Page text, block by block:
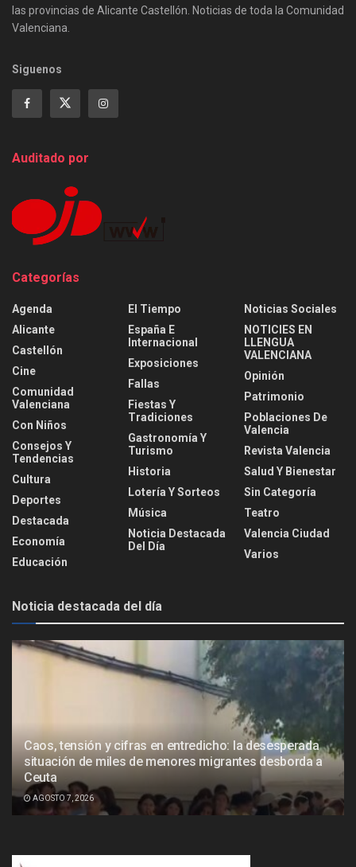
las provincias de Alicante Castellón. Noticias de toda la Comunidad
Valenciana.
Siguenos
Auditado por
Categorías
Agenda
Alicante
Castellón
Cine
Comunidad
Valenciana
Con Niños
Consejos Y
Tendencias
Cultura
Deportes
Destacada
Economía
Educación
El Tiempo
España E
Internacional
Exposiciones
Fallas
Fiestas Y
Tradiciones
Gastronomía Y
Turismo
Historia
Lotería Y Sorteos
Música
Noticia Destacada
Del Día
Noticias Sociales
NOTICIES EN
LLENGUA
VALENCIANA
Opinión
Patrimonio
Poblaciones De
Valencia
Revista Valencia
Salud Y Bienestar
Sin Categoría
Teatro
Valencia Ciudad
Varios
Noticia destacada del día
Caos, tensión y cifras en entredicho: la desesperada
situación de miles de menores migrantes desborda a
Ceuta
AGOSTO 7, 2026